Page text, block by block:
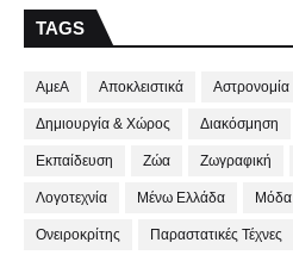
TAGS
ΑμεΑ Αποκλειστικά Αστρονομία
Δημιουργία & Χώρος Διακόσμηση
Εκπαίδευση Ζώα Ζωγραφική
Λογοτεχνία Μένω Ελλάδα Μόδα
Ονειροκρίτης Παραστατικές Τέχνες